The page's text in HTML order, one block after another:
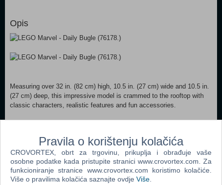
Opis
Measuring over 32 in. (82 cm) high, 10.5 in. (27 cm) wide and 10.5 in.
(27 cm) deep, this impressive model is crammed to the rooftop with
classic characters, realistic features and fun accessories.
Popularno
LEGO Duplo Osnovne kocke 6176
LEGO Policijska postaja 60047
Pravila o korištenju kolačića
CROVORTEX, obrt za trgovinu, prikuplja i obrađuje vaše
osobne podatke kada pristupite stranici www.crovortex.com. Za
funkcioniranje stranice www.crovortex.com koristimo kolačiće.
Više o pravilima kolačića saznajte ovdje Više